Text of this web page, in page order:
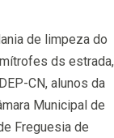
de limpeza do
ds estrada,
CN, alunos da
Municipal de
Freguesia de